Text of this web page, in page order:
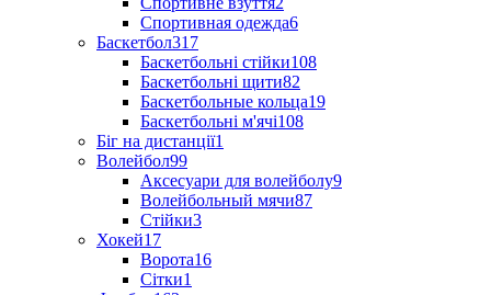
Спортивная одежда6
Баскетбол317
Баскетбольні стійки108
Баскетбольні щити82
Баскетбольные кольца19
Баскетбольні м'ячі108
Біг на дистанції1
Волейбол99
Аксесуари для волейболу9
Волейбольный мячи87
Стійки3
Хокей17
Ворота16
Сітки1